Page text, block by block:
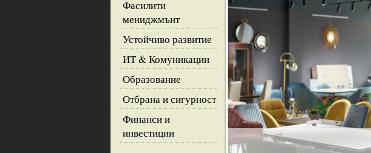
Фасилити
мениджмънт
Устойчиво развитие
ИТ & Комуникации
Образование
Отбрана и сигурност
Финанси и
инвестиции